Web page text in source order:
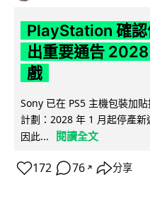
PlayStation 確認
出重要通告
戲
Sony 已在 PS5 主機包裝加
計劃：2028 年 1 月起停產
因此...
閱讀全文
172 76 ↗ 分享